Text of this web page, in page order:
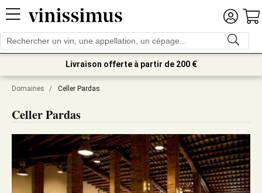
Livraison offerte à partir de 200 €
Domaines / Celler Pardas
Celler Pardas